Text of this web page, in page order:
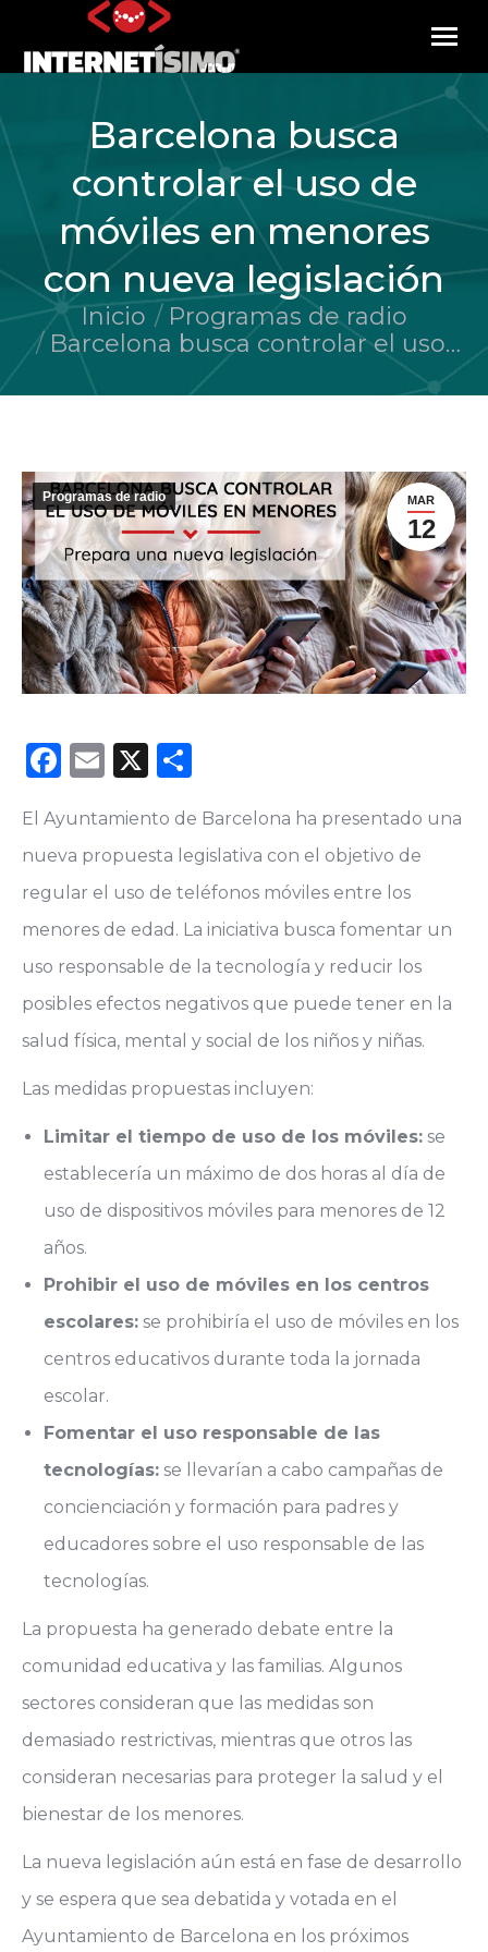
Barcelona busca
controlar el uso de
móviles en menores
con nueva legislación
Estás aquí:Inicio
Programas de radio
Barcelona busca controlar el uso…
MAR
12
Programas de radio
Facebook
Email
X
El Ayuntamiento de Barcelona ha presentado una
nueva propuesta legislativa con el objetivo de
regular el uso de teléfonos móviles entre los
menores de edad. La iniciativa busca fomentar un
uso responsable de la tecnología y reducir los
posibles efectos negativos que puede tener en la
salud física, mental y social de los niños y niñas.
Las medidas propuestas incluyen:
Limitar el tiempo de uso de los móviles: se
establecería un máximo de dos horas al día de
uso de dispositivos móviles para menores de 12
años.
Prohibir el uso de móviles en los centros
escolares: se prohibiría el uso de móviles en los
centros educativos durante toda la jornada
escolar.
Fomentar el uso responsable de las
tecnologías: se llevarían a cabo campañas de
concienciación y formación para padres y
educadores sobre el uso responsable de las
tecnologías.
La propuesta ha generado debate entre la
comunidad educativa y las familias. Algunos
sectores consideran que las medidas son
demasiado restrictivas, mientras que otros las
consideran necesarias para proteger la salud y el
bienestar de los menores.
La nueva legislación aún está en fase de desarrollo
y se espera que sea debatida y votada en el
Ayuntamiento de Barcelona en los próximos